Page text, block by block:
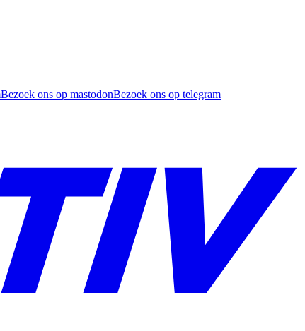
Bezoek ons op mastodonBezoek ons op telegram